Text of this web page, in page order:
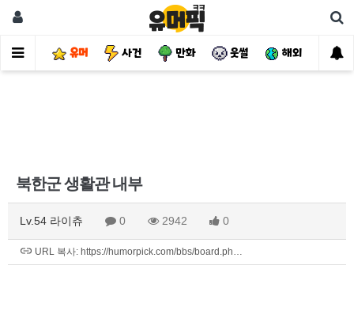
유머 사건 만화 웃썰 해외 핫
북한군 생활관 내부
Lv.54 라이츄 0 2942 0
URL 복사: https://humorpick.com/bbs/board.ph…